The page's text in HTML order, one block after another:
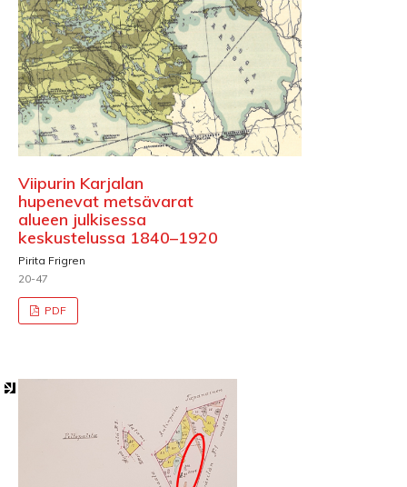
Viipurin Karjalan
hupenevat metsävarat
alueen julkisessa
keskustelussa 1840–1920
Pirita Frigren
20-47
PDF